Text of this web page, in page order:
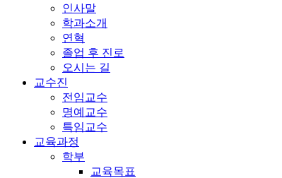
인사말
학과소개
연혁
졸업 후 진로
오시는 길
교수진
전임교수
명예교수
특임교수
교육과정
학부
교육목표